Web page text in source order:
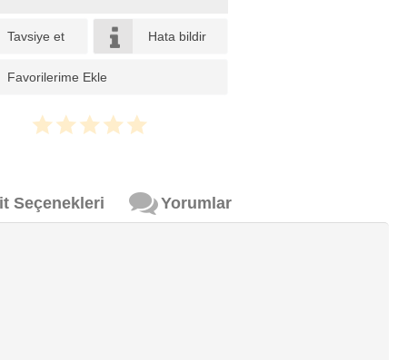
Tavsiye et Hata bildir
Favorilerime Ekle
Seçenekleri Yorumlar